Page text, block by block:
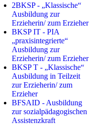
2BKSP - „Klassische“
Ausbildung zur
Erzieherin/ zum Erzieher
BKSP IT - PIA
„praxisintegrierte“
Ausbildung zur
Erzieherin/ zum Erzieher
BKSP T - „Klassische“
Ausbildung in Teilzeit
zur Erzieherin/ zum
Erzieher
BFSAID - Ausbildung
zur sozialpädagogischen
Assistenzkraft